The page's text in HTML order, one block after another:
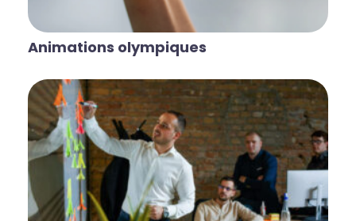
Animations olympiques